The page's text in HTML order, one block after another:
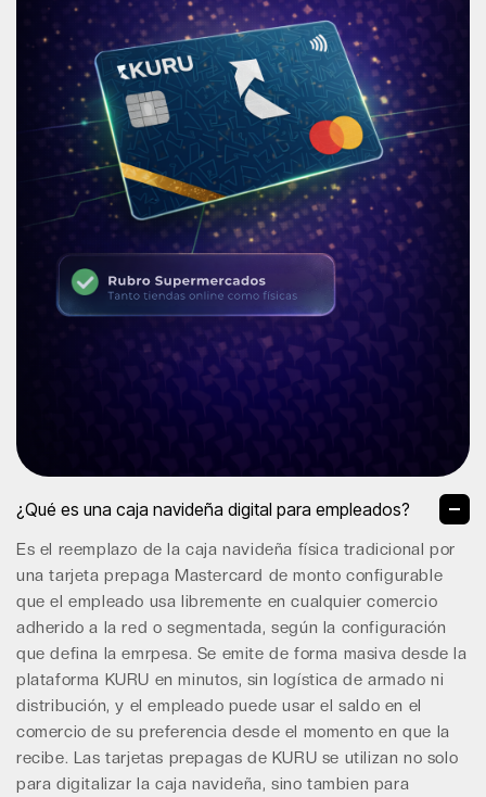
¿Qué es una caja navideña digital para empleados?
Es el reemplazo de la caja navideña física tradicional por
una tarjeta prepaga Mastercard de monto configurable
que el empleado usa libremente en cualquier comercio
adherido a la red o segmentada, según la configuración
que defina la emrpesa. Se emite de forma masiva desde la
plataforma KURU en minutos, sin logística de armado ni
distribución, y el empleado puede usar el saldo en el
comercio de su preferencia desde el momento en que la
recibe. Las tarjetas prepagas de KURU se utilizan no solo
para digitalizar la caja navideña, sino tambien para